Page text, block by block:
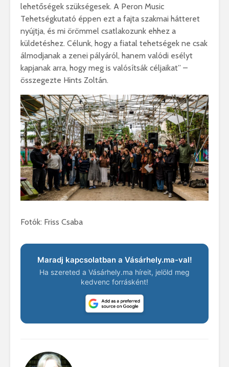
lehetőségek szükségesek. A Peron Music
Tehetségkutató éppen ezt a fajta szakmai hátteret
nyújtja, és mi örömmel csatlakozunk ehhez a
küldetéshez. Célunk, hogy a fiatal tehetségek ne csak
álmodjanak a zenei pályáról, hanem valódi esélyt
kapjanak arra, hogy meg is valósítsák céljaikat” –
összegezte Hints Zoltán.
Fotók: Friss Csaba
Maradj kapcsolatban a Vásárhely.ma-val!
Ha szereted a Vásárhely.ma híreit, jelöld meg
kedvenc forrásként!